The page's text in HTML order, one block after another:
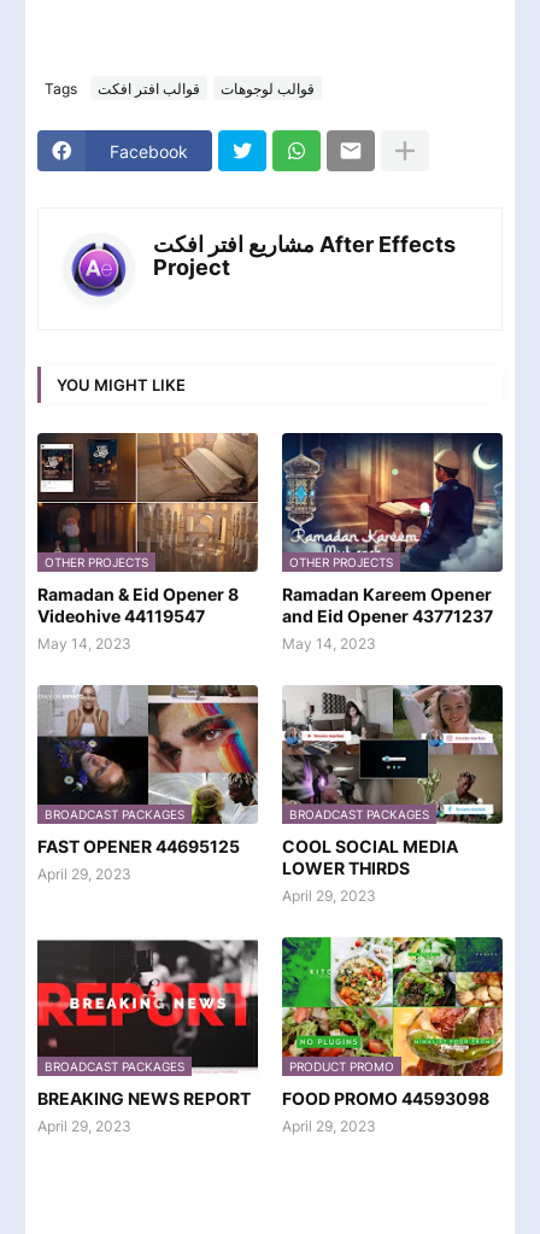
Tags قوالب افتر افكت قوالب لوجوهات
Facebook
مشاريع افتر افكت After Effects
Project
YOU MIGHT LIKE
OTHER PROJECTS
Ramadan & Eid Opener 8
Videohive 44119547
May 14, 2023
OTHER PROJECTS
Ramadan Kareem Opener
and Eid Opener 43771237
May 14, 2023
BROADCAST PACKAGES
FAST OPENER 44695125
April 29, 2023
BROADCAST PACKAGES
COOL SOCIAL MEDIA
LOWER THIRDS
April 29, 2023
BROADCAST PACKAGES
BREAKING NEWS REPORT
April 29, 2023
PRODUCT PROMO
FOOD PROMO 44593098
April 29, 2023